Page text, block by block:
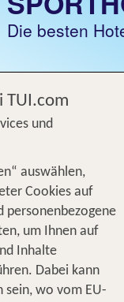
Die besten
Kreuzfahrten
TUI.com
und
auswählen,
Cookies auf
personenbezogene
um Ihnen auf
Inhalte
Dabei kann
sein, wo vom EU-